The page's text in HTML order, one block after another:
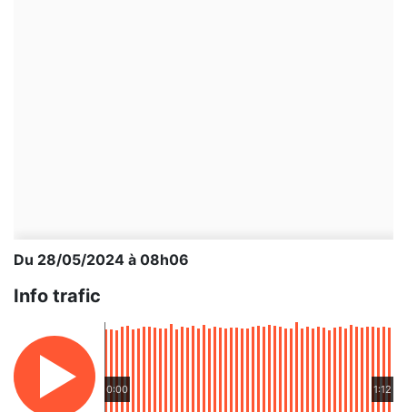
Du 28/05/2024 à 08h06
Info trafic
0:00 1:12